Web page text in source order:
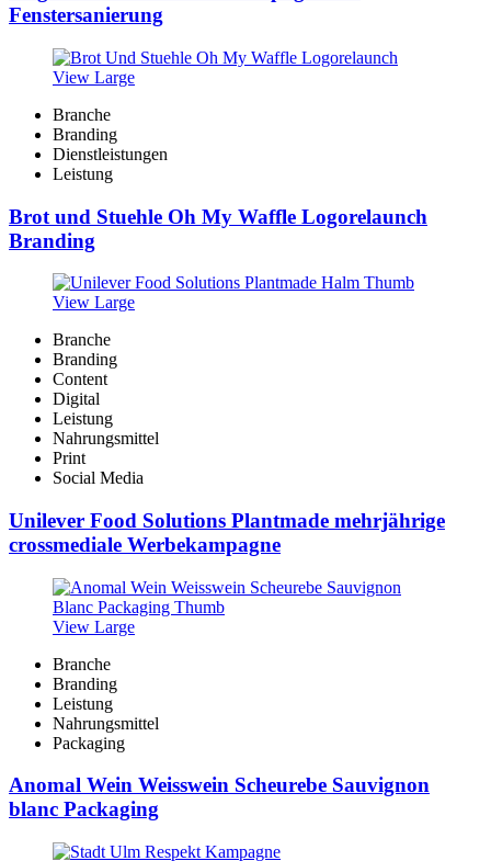
Fenstersanierung
View Large
Branche
Branding
Dienstleistungen
Leistung
Brot und Stuehle Oh My Waffle Logorelaunch
Branding
View Large
Branche
Branding
Content
Digital
Leistung
Nahrungsmittel
Print
Social Media
Unilever Food Solutions Plantmade mehrjährige
crossmediale Werbekampagne
View Large
Branche
Branding
Leistung
Nahrungsmittel
Packaging
Anomal Wein Weisswein Scheurebe Sauvignon
blanc Packaging